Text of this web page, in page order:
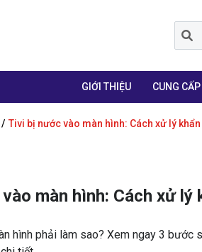
GIỚI THIỆU CUNG
Tivi bị nước vào màn hình: Cách xử lý
màn hình: Cách xử lý
hình phải làm sao? Xem ngay 3 bước